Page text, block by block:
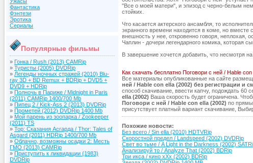
Фантастика
Фэнтези
Эротика
Сериалы
Популярные фильмы
» Гонка / Rush (2013) CAMRip
» Туристы (2005) DVDRip
» Легенды ночных стражей (2010) Blu-
ray 3D + BD Remux + BDRip + DVD5 +
DVD9 + HDRip
» Полночь в Париже / Midnight in Paris
(2011) CAMRip 1400/700 Mb
» Пипец 2 / Kick-Ass 2 (2013) DVDRip
» Прометей (2012) DVDRip 1400 Mb
» Мой парень из зоопарка / Zookeeper
(2011) TS
» Тор: Сказания Асгарда / Thor: Tales of
Asgard (2011) HDRip 1400/700 Mb
» Облачно, возможны осадки 2: Месть
ГМО (2013) CAMRip
» Приступить к ликвидации (1983)
DVDRip
"Все о моей матери", и эпизод с черно-белым
стойких.
Что касается актерского ансамбля, то
экранного времени находится в коме, но
внешность у нее, откровенно говоря,
Чаплин - дочери легендарного комика, которая
В завершение хочется добавить, что несмотря
Как скачать бесплатно Поговори с ней / Hable
Все материалы опубликованные на сайте
ней / Hable con ella (2002) без регистрации и
способ скачивание, ввести капчу, подождать 60
ella (2002) Ваша скорость будет ограничена.
Поговори с ней / Hable con ella (2002) по
присутствует платный вариант скачивание,
Похожие новости:
Без всего / Sin ella (2010) HDTVRip
Скоростной предел / Landspeed (2002) DVDRip
Свет во тьме / A Light in the Darkness (2002)
Анализируй то / Analyze That (2002) BDRip
Три икса / кино xXx (2002) BDRip